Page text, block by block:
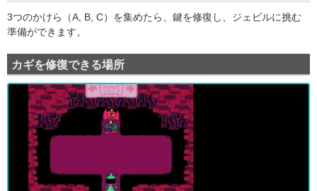
3つのかけら（A, B, C）を集めたら、鍵を修復し、ジェビルに挑む
準備ができます。
カギを修復できる場所